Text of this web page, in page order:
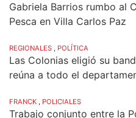
Gabriela Barrios rumbo al
Pesca en Villa Carlos Paz
REGIONALES , POLÍTICA
Las Colonias eligió su
reúna a todo el
FRANCK , POLICIALES
Trabajo conjunto entre la